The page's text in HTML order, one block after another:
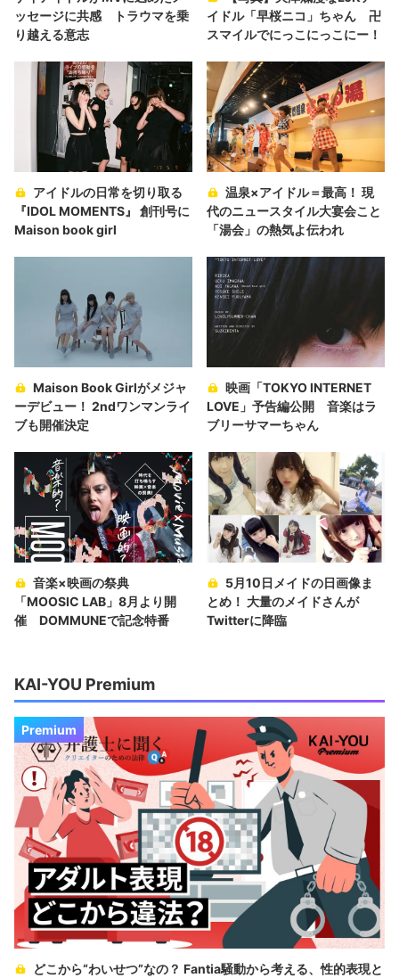
ッセージに共感 トラウマを乗
り越える意志
イドル「早桜ニコ」ちゃん 卍
スマイルでにっこにっこにー！
アイドルの日常を切り取る
『IDOL MOMENTS』 創刊号に
Maison book girl
温泉×アイドル＝最高！ 現
代のニュースタイル大宴会こと
「湯会」の熱気よ伝われ
Maison Book Girlがメジャ
ーデビュー！ 2ndワンマンライ
ブも開催決定
映画「TOKYO INTERNET
LOVE」予告編公開 音楽はラ
ブリーサマーちゃん
音楽×映画の祭典
「MOOSIC LAB」8月より開
催 DOMMUNEで記念特番
5月10日メイドの日画像ま
とめ！ 大量のメイドさんが
Twitterに降臨
KAI-YOU Premium
Premium
どこから“わいせつ”なの？ Fantia騒動から考える、性的表現と